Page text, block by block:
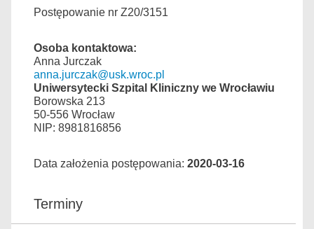
Postępowanie nr Z20/3151
Osoba kontaktowa:
Anna Jurczak
anna.jurczak@usk.wroc.pl
Uniwersytecki Szpital Kliniczny we Wrocławiu
Borowska 213
50-556 Wrocław
NIP: 8981816856
Data założenia postępowania: 2020-03-16
Terminy